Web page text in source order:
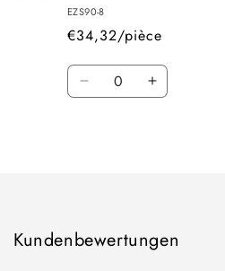
EZS90-8
€34,32/pièce
Quantité
Réduire
Augmenter
Kundenbewertungen